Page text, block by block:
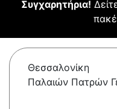
Συγχαρητήρια!
Θεσσαλονίκη
Παλαιών Πατρών